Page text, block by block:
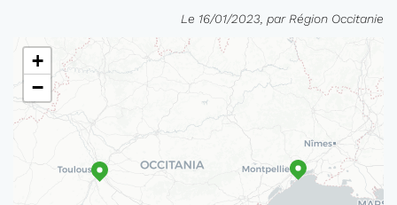
Le 16/01/2023, par Région Occitanie
+
−